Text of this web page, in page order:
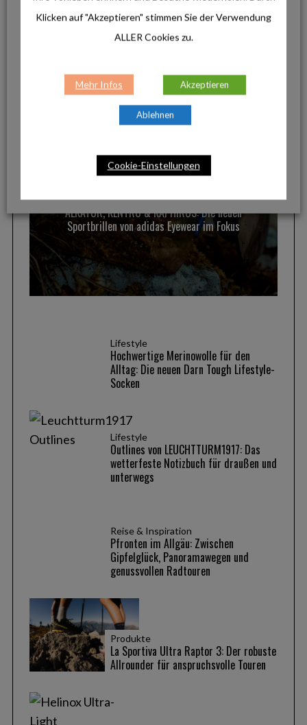
PINTEREST
AKTUELLE BEITRÄGE
ALKATOR, KENTRO & KAPHIROS: Die neuen
Sportbrillen von adidas Eyewear im Fokus
Lifestyle
Hochwertige Merinowolle für den
Alltag: Die neuen Darn Tough Lifestyle-
Socken
Lifestyle
Outlines von LEUCHTTURM1917: Das
wetterfeste Notizbuch für draußen und
unterwegs
Reise & Inspiration
Pfronten im Allgäu: Zwischen
Gipfelglück, Panoramawegen und
genussvollen Radtouren
Produkte
La Sportiva Ultra Raptor 3: Der robuste
Allrounder für anspruchsvolle Touren
Klicken auf "Akzeptieren" stimmen Sie der Verwendung
ALLER Cookies zu.
Mehr Infos Akzeptieren
Ablehnen
Cookie-Einstellungen